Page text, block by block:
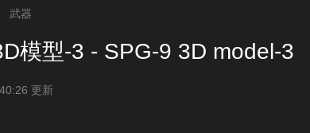
武器
模型-3 - SPG-9 3D model-3
更新